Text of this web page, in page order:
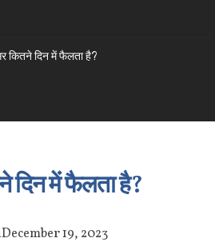
कितने दिन में फैलता है?
दिन में फैलता है?
December 19, 2023